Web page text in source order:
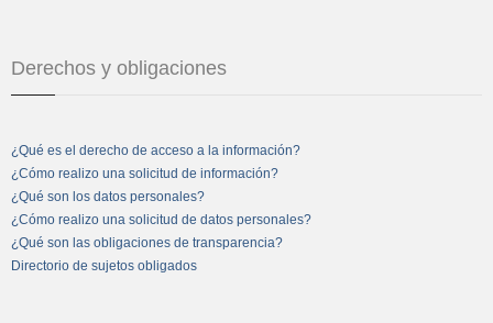
Derechos y obligaciones
¿Qué es el derecho de acceso a la información?
¿Cómo realizo una solicitud de información?
¿Qué son los datos personales?
¿Cómo realizo una solicitud de datos personales?
¿Qué son las obligaciones de transparencia?
Directorio de sujetos obligados